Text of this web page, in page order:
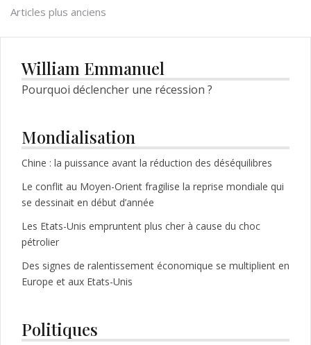
Navigation
des
articles
Articles plus anciens
William Emmanuel
Pourquoi déclencher une récession ?
Mondialisation
Chine : la puissance avant la réduction des déséquilibres
Le conflit au Moyen-Orient fragilise la reprise mondiale qui
se dessinait en début d’année
Les Etats-Unis empruntent plus cher à cause du choc
pétrolier
Des signes de ralentissement économique se multiplient en
Europe et aux Etats-Unis
Politiques